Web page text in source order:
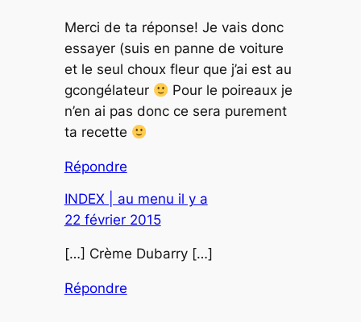
Merci de ta réponse! Je vais donc
essayer (suis en panne de voiture
et le seul choux fleur que j’ai est au
gcongélateur
Pour le poireaux je
n’en ai pas donc ce sera purement
ta recette
Répondre
INDEX | au menu il y a
22 février 2015
[…] Crème Dubarry […]
Répondre